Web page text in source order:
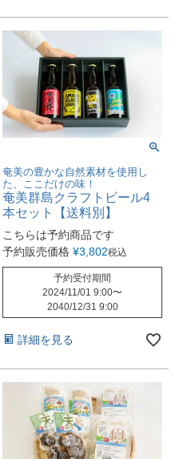
奄美の豊かな自然素材を使用し
た、ここだけの味！
奄美群島クラフトビール4
本セット【送料別】
こちらは予約商品です
予約販売価格 ¥3,802税込
予約受付期間
2024/11/01 9:00〜
2040/12/31 9:00
詳細を見る